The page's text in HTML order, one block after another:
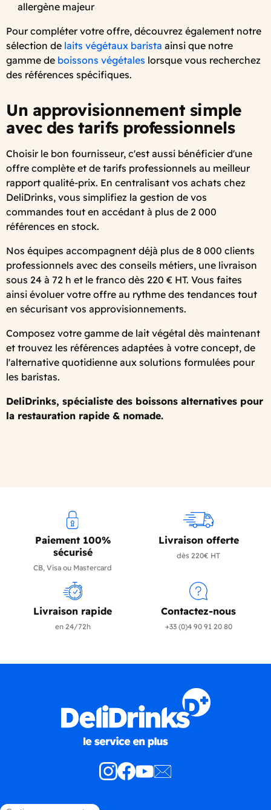
allergène majeur
Pour compléter votre offre, découvrez également notre
sélection de laits végétaux barista ainsi que notre
gamme de boissons végétales lorsque vous recherchez
des références spécifiques.
Un approvisionnement simple
avec des tarifs professionnels
Choisir le bon fournisseur, c'est aussi bénéficier d'une
offre complète et de tarifs professionnels au meilleur
rapport qualité-prix. En centralisant vos achats chez
DeliDrinks, vous simplifiez la gestion de vos
commandes tout en accédant à plus de 2 000
références en stock.
Nos équipes accompagnent déjà plus de 8 000 clients
professionnels avec des conseils métiers, une livraison
sous 24 à 72 h et le franco dès 220 € HT. Vous faites
ainsi évoluer votre offre au rythme des tendances tout
en sécurisant vos approvisionnements.
Composez votre gamme de lait végétal dès maintenant
et trouvez les références adaptées à votre concept, de
l'alternative quotidienne aux solutions formulées pour
les baristas.
DeliDrinks, spécialiste des boissons alternatives pour
la restauration rapide & nomade.
Paiement 100%
sécurisé
CB, Visa ou Mastercard
Livraison offerte
dès 220€ HT
Livraison rapide
en 24/72h
Contactez-nous
+33 (0)4 90 91 20 80